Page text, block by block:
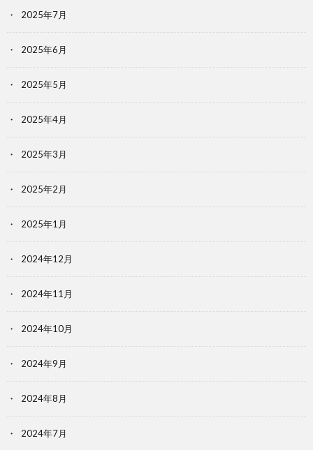
2025年7月
2025年6月
2025年5月
2025年4月
2025年3月
2025年2月
2025年1月
2024年12月
2024年11月
2024年10月
2024年9月
2024年8月
2024年7月